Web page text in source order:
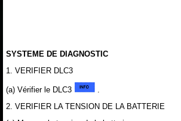
SYSTEME DE DIAGNOSTIC
1. VERIFIER DLC3
(a) Vérifier le DLC3
2. VERIFIER LA TENSION DE LA BATTERIE